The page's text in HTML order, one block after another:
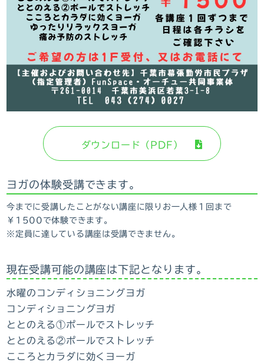
ダウンロード（PDF）
ヨガの体験受講できます。
今までに受講したことがない講座に限りお一人様１回まで
￥1500で体験できます。
※定員に達している講座は受講できません。
現在受講可能の講座は下記となります。
水曜のコンディショニングヨガ
コンディショニングヨガ
ととのえる①ポールでストレッチ
ととのえる②ポールでストレッチ
こころとカラダに効くヨーガ